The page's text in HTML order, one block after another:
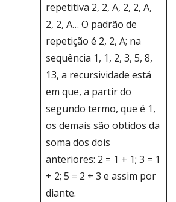
repetitiva 2, 2, A, 2, 2, A,
2, 2, A… O padrão de
repetição é 2, 2, A; na
sequência 1, 1, 2, 3, 5, 8,
13, a recursividade está
em que, a partir do
segundo termo, que é 1,
os demais são obtidos da
soma dos dois
anteriores: 2 = 1 + 1; 3 = 1
+ 2; 5 = 2 + 3 e assim por
diante.